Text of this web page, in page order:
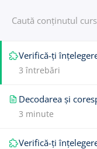
4 minute
Verifică-ți
3 întrebări
Decodarea și
3 minute
Verifică-ți
© Toți copiii citesc |